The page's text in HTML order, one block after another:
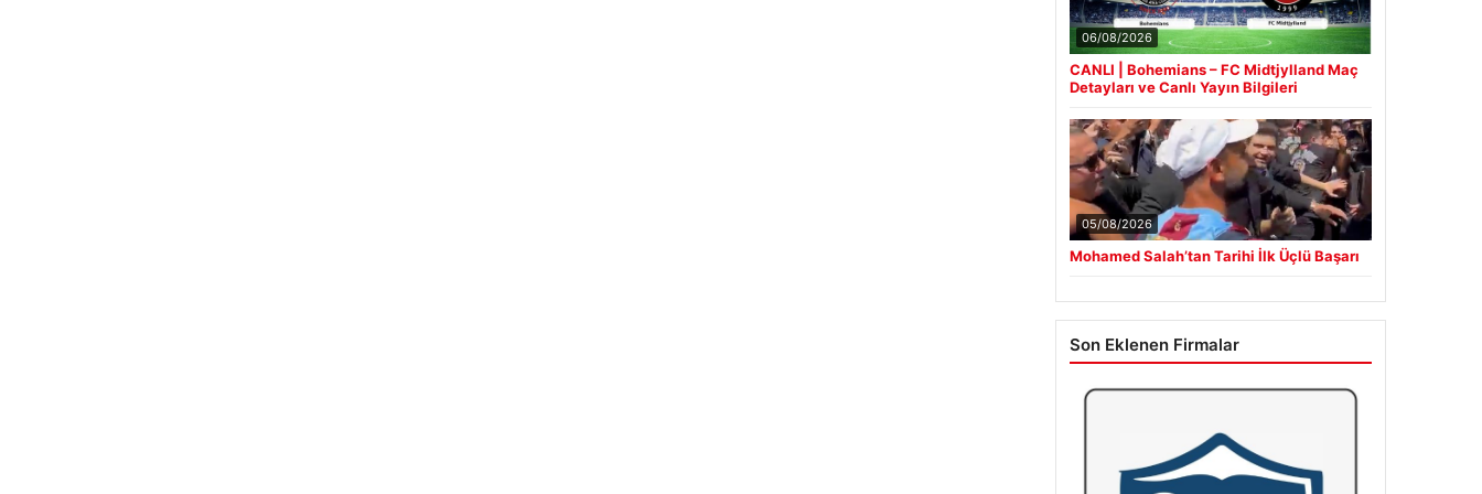
06/08/2026
CANLI | Bohemians – FC Midtjylland Maç
Detayları ve Canlı Yayın Bilgileri
05/08/2026
Mohamed Salah’tan Tarihi İlk Üçlü Başarı
Son Eklenen Firmalar